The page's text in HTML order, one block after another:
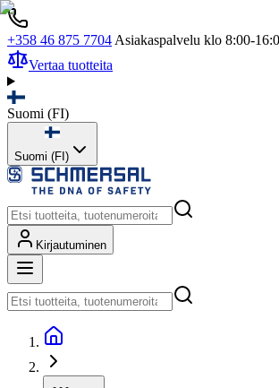
+358 46 875 7704 Asiakaspalvelu klo 8:00-
Vertaa tuotteita
Suomi (FI)
Suomi (FI)
Kirjautuminen